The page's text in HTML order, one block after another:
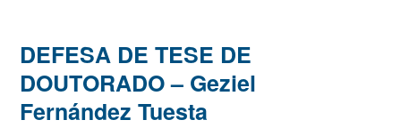
DEFESA DE TESE DE
DOUTORADO – Geziel
Fernández Tuesta